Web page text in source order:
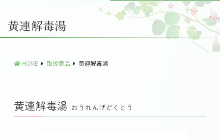
黄連解毒湯
HOME 取扱商品 黄連解毒湯
黄連解毒湯 おうれんげどくとう